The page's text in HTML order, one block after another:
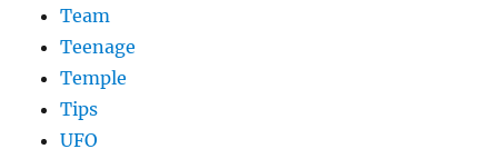
Team
Teenage
Temple
Tips
UFO